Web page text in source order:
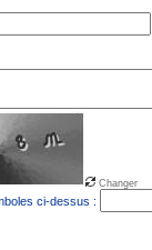
Changer
ci-dessus :